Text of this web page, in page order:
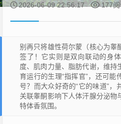
2026-06-09 22:56:17 177阅
别再只将雄性荷尔蒙（核心为睾
签了！它实则是双向联动的身
度、肌肉力量、脂肪代谢，维持
育运行的生理“指挥官”，还可能
号？而大众好奇的“它的味道”，
关联睾酮影响下人体汗腺分泌物
特体香氛围。